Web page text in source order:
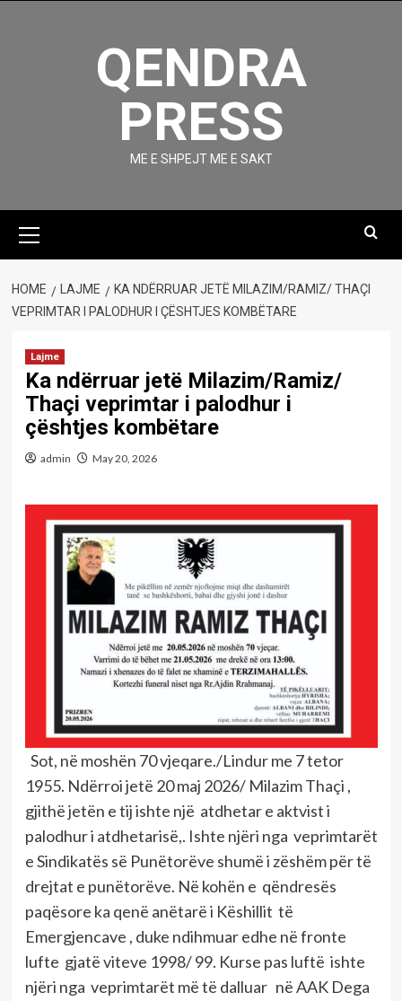
QENDRA
PRESS
ME E SHPEJT ME E SAKT
Menu
HOME LAJME
KA NDËRRUAR JETË MILAZIM/RAMIZ/ THAÇI
VEPRIMTAR I PALODHUR I ÇËSHTJES KOMBËTARE
Lajme
Ka ndërruar jetë Milazim/Ramiz/
Thaçi veprimtar i palodhur i
çështjes kombëtare
admin May 20, 2026
Sot, në moshën 70 vjeqare./Lindur me 7 tetor
1955. Ndërroi jetë 20 maj 2026/ Milazim Thaçi ,
gjithë jetën e tij ishte një atdhetar e aktvist i
palodhur i atdhetarisë,. Ishte njëri nga veprimtarët
e Sindikatës së Punëtorëve shumë i zëshëm për të
drejtat e punëtorëve. Në kohën e qëndresës
paqësore ka qenë anëtarë i Këshillit të
Emergjencave , duke ndihmuar edhe në fronte
lufte gjatë viteve 1998/ 99. Kurse pas luftë ishte
njëri nga veprimtarët më të dalluar në AAK Dega